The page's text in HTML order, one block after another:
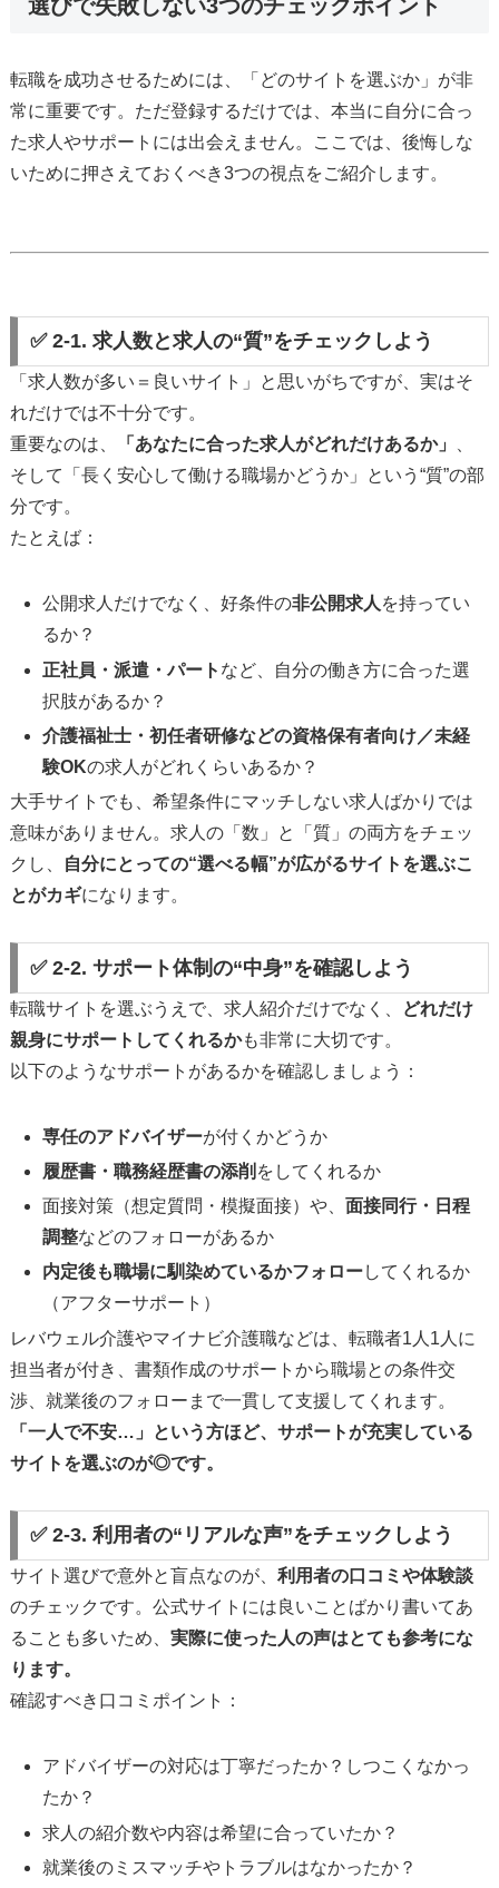
選びで失敗しない3つのチェックポイント
転職を成功させるためには、「どのサイトを選ぶか」が非
常に重要です。ただ登録するだけでは、本当に自分に合っ
た求人やサポートには出会えません。ここでは、後悔しな
いために押さえておくべき3つの視点をご紹介します。
✅ 2-1. 求人数と求人の“質”をチェックしよう
「求人数が多い＝良いサイト」と思いがちですが、実はそ
れだけでは不十分です。
重要なのは、
「あなたに合った求人がどれだけあるか」
そして「長く安心して働ける職場かどうか」という“質”の部
分です。
たとえば：
公開求人だけでなく、好条件の非公開求人を持ってい
るか？
正社員・派遣・パート など、自分の働き方に合った選
択肢があるか？
介護福祉士・初任者研修などの資格保有者向け／未経
験OKの求人がどれくらいあるか？
大手サイトでも、希望条件にマッチしない求人ばかりでは
意味がありません。求人の「数」と「質」の両方をチェッ
クし、
自分にとっての“選べる幅”が広がるサイトを選ぶこ
とがカギになります。
✅ 2-2. サポート体制の“中身”を確認しよう
転職サイトを選ぶうえで、求人紹介だけでなく、
どれだけ
親身にサポートしてくれるかも非常に大切です。
以下のようなサポートがあるかを確認しましょう：
専任のアドバイザーが付くかどうか
履歴書・職務経歴書の添削 をしてくれるか
面接対策（想定質問・模擬面接）や、面接同行・日程
調整などのフォローがあるか
内定後も職場に馴染めているかフォローしてくれるか
（アフターサポート）
レバウェル介護やマイナビ介護職などは、転職者1人1人に
担当者が付き、書類作成のサポートから職場との条件交
渉、就業後のフォローまで一貫して支援してくれます。
「一人で不安…」という方ほど、サポートが充実している
サイトを選ぶのが◎です。
✅ 2-3. 利用者の“リアルな声”をチェックしよう
サイト選びで意外と盲点なのが、 利用者の口コミや体験談
のチェックです。公式サイトには良いことばかり書いてあ
ることも多いため、 実際に使った人の声はとても参考にな
ります。
確認すべき口コミポイント：
アドバイザーの対応は丁寧だったか？しつこくなかっ
たか？
求人の紹介数や内容は希望に合っていたか？
就業後のミスマッチやトラブルはなかったか？